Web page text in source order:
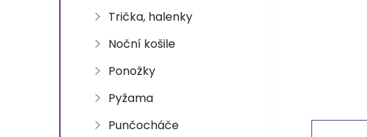
Trička, halenky
Noční košile
Ponožky
Pyžama
Punčocháče